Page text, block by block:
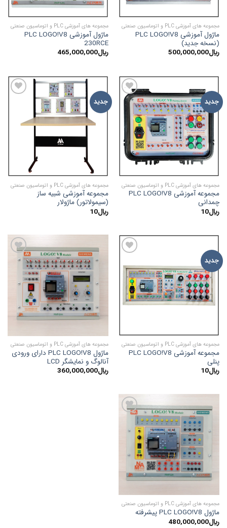
مجموعه های آموزشی PLC و اتوماسیون صنعتی
ماژول آموزشی PLC LOGO!V8
(نسخه جدید)
﷼500,000,000
مجموعه های آموزشی PLC و اتوماسیون صنعتی
ماژول آموزشی PLC LOGO!V8
230RCE
﷼465,000,000
جدید ADD TO
WISHLIST
مجموعه های آموزشی PLC و اتوماسیون صنعتی
مجموعه آموزشی PLC LOGO!V8
چمدانی
﷼10
جدید
مجموعه های آموزشی PLC و اتوماسیون صنعتی
مجموعه آموزشی شبیه ساز
(سیمولاتور) ماژولار
﷼10
جدید
WISHLIST
مجموعه های آموزشی PLC و اتوماسیون صنعتی
مجموعه آموزشی PLC LOGO!V8
پنلی
﷼10
ADD TO
مجموعه های آموزشی PLC و اتوماسیون صنعتی
ماژول PLC LOGO!V8 دارای ورودی
آنالوگ و نمایشگر LCD
﷼360,000,000
WISHLIST
مجموعه های آموزشی PLC و اتوماسیون صنعتی
ماژول PLC LOGO!V8 پیشرفته
﷼480,000,000